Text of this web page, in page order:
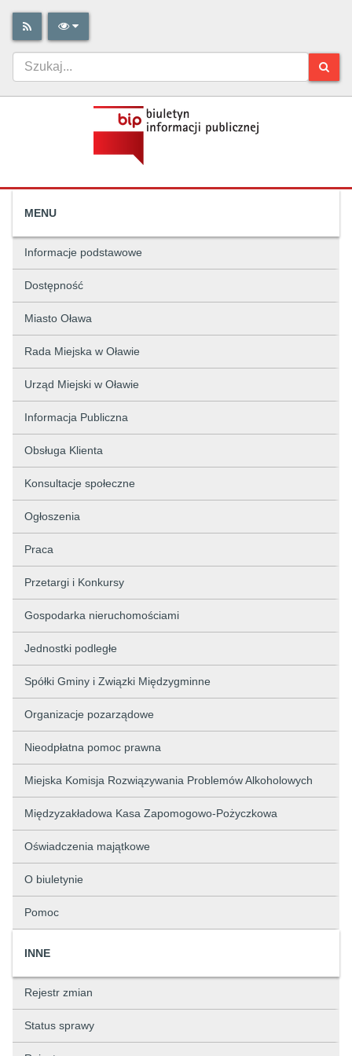
MENU
Informacje podstawowe
Dostępność
Miasto Oława
Rada Miejska w Oławie
Urząd Miejski w Oławie
Informacja Publiczna
Obsługa Klienta
Konsultacje społeczne
Ogłoszenia
Praca
Przetargi i Konkursy
Gospodarka nieruchomościami
Jednostki podległe
Spółki Gminy i Związki Międzygminne
Organizacje pozarządowe
Nieodpłatna pomoc prawna
Miejska Komisja Rozwiązywania Problemów Alkoholowych
Międzyzakładowa Kasa Zapomogowo-Pożyczkowa
Oświadczenia majątkowe
O biuletynie
Pomoc
INNE
Rejestr zmian
Status sprawy